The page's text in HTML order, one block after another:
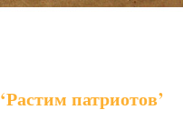
патриотов’